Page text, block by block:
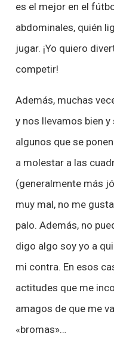
es el mejor en el
abdominales, quién
jugar. ¡Yo quiero
competir!
Además, muchas
y nos llevamos bien
algunos que se
a molestar a las
(generalmente más
muy mal, no me
palo. Además, no
digo algo soy yo a
mi contra. En esos
actitudes que me
amagos de que me
«bromas»…